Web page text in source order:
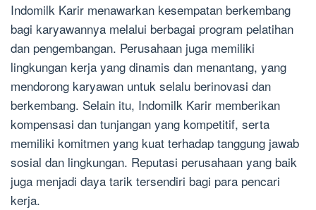
Indomilk Karir menawarkan kesempatan berkembang
bagi karyawannya melalui berbagai program pelatihan
dan pengembangan. Perusahaan juga memiliki
lingkungan kerja yang dinamis dan menantang, yang
mendorong karyawan untuk selalu berinovasi dan
berkembang. Selain itu, Indomilk Karir memberikan
kompensasi dan tunjangan yang kompetitif, serta
memiliki komitmen yang kuat terhadap tanggung jawab
sosial dan lingkungan. Reputasi perusahaan yang baik
juga menjadi daya tarik tersendiri bagi para pencari
kerja.